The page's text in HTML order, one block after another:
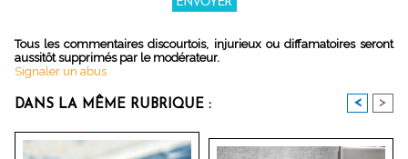
Tous les commentaires discourtois, injurieux ou diffamatoires seront
aussitôt supprimés par le modérateur.
Signaler un abus
DANS LA MÊME RUBRIQUE : < >